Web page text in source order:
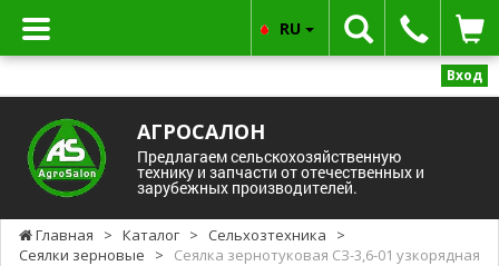
Вход
АГРОСАЛОН
Предлагаем сельскохозяйственную
технику и запчасти от отечественных и
зарубежных производителей.
RU
Главная > Каталог > Сельхозтехника
>
Сеялки зерновые
> Сеялка зернотуковая СЗ-3,6-01 узкорядная